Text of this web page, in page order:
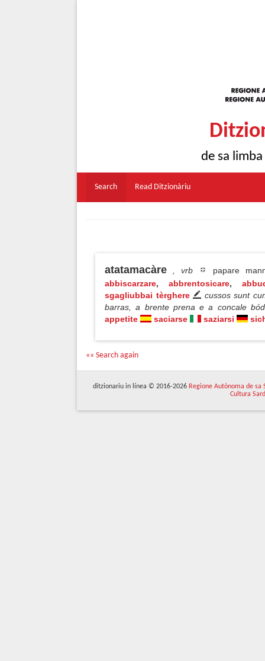
de sa
Search Read Ditzionàriu
atatamacàre , vrb
papare
abbiscarzare, abbrentosicare,
sgagliubbai tèrghere
cussos sunt
barras, a brente prena e a concale
appetite
saciarse saziarsi
«« Search again
ditzionariu in línea © 2016-2026 Regione Autònoma de sa
Cultura